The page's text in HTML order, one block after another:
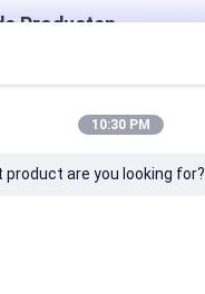
Producten
10:30 PM
product are you looking for?